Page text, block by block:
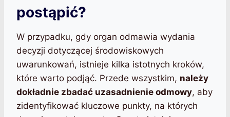
postąpić?
W przypadku, gdy organ odmawia wydania
decyzji dotyczącej środowiskowych
uwarunkowań, istnieje kilka istotnych kroków,
które warto podjąć. Przede wszystkim, należy
dokładnie zbadać uzasadnienie odmowy, aby
zidentyfikować kluczowe punkty, na których